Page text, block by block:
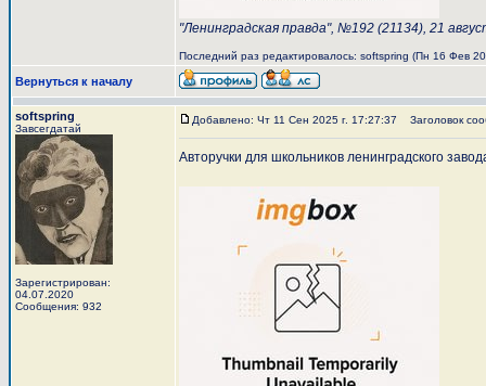
"Ленинградская правда", №192 (21134), 21
Последний раз редактировалось: softspring (Пн 16 Фев
Вернуться к началу
softspring
Завсегдатай
Зарегистрирован:
04.07.2020
Сообщения: 932
Добавлено: Чт 11 Сен 2025 г. 17:27:37 Заголовок
Авторучки для школьников ленинградского